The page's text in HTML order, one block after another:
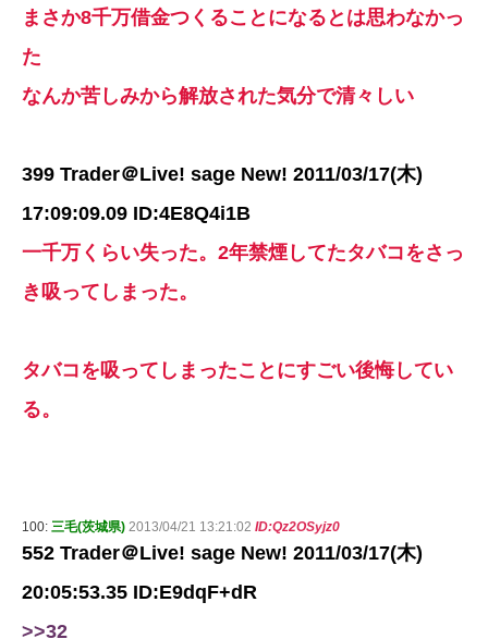
まさか8千万借金つくることになるとは思わなかっ
た
なんか苦しみから解放された気分で清々しい
399 Trader＠Live! sage New! 2011/03/17(木)
17:09:09.09 ID:4E8Q4i1B
一千万くらい失った。2年禁煙してたタバコをさっ
き吸ってしまった。
タバコを吸ってしまったことにすごい後悔してい
る。
100: 三毛(茨城県) 2013/04/21 13:21:02 ID:Qz2OSyjz0
552 Trader＠Live! sage New! 2011/03/17(木)
20:05:53.35 ID:E9dqF+dR
>>32